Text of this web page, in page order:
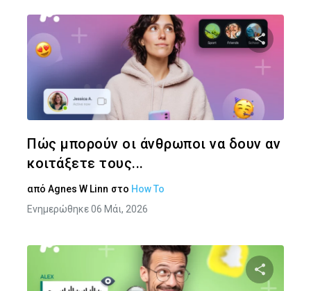
Πώς μπορούν οι άνθρωποι να δουν αν
κοιτάξετε τους...
από Agnes W Linn στο How To
Ενημερώθηκε 06 Μάι, 2026